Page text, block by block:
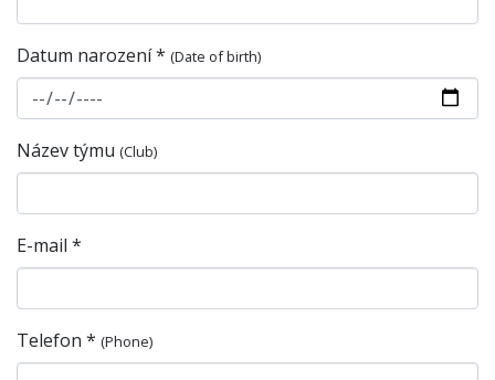
Datum narození * (Date of birth)
Název týmu (Club)
E-mail *
Telefon * (Phone)